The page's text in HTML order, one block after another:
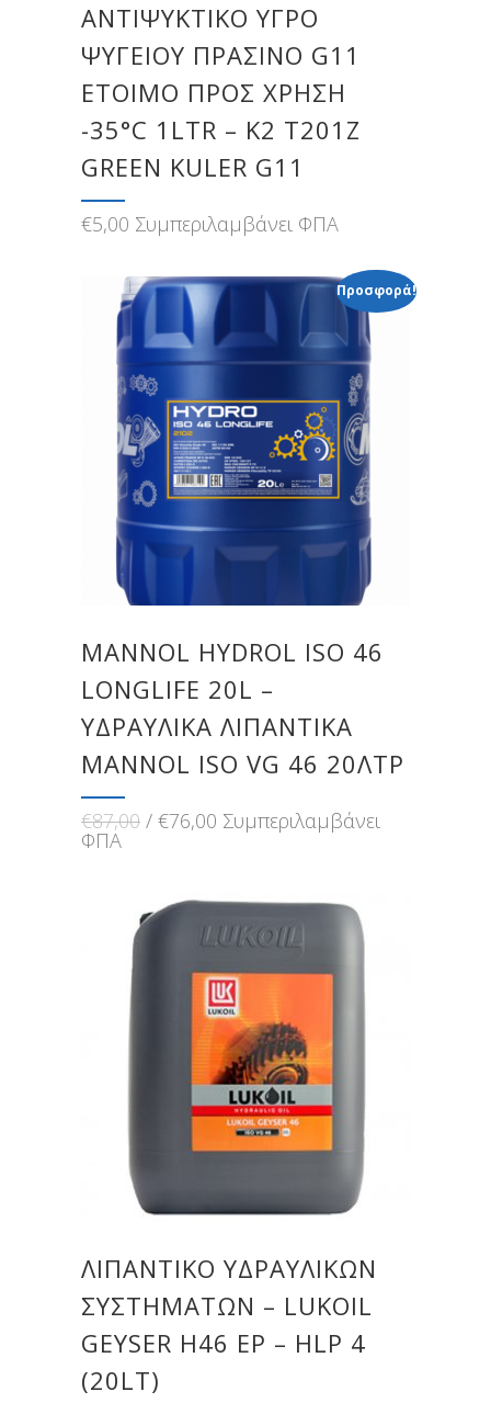
ΑΝΤΙΨΥΚΤΙΚΟ ΥΓΡΟ
ΨΥΓΕΙΟΥ ΠΡΑΣΙΝΟ G11
ΕΤΟΙΜΟ ΠΡΟΣ ΧΡΗΣΗ
-35°C 1LTR – Κ2 T201Z
GREEN KULER G11
€5,00 Συμπεριλαμβάνει ΦΠΑ
Προσφορά!
MANNOL HYDROL ISO 46
LONGLIFE 20L –
ΥΔΡΑΥΛΙΚΑ ΛΙΠΑΝΤΙΚΑ
MANNOL ISO VG 46 20ΛΤΡ
€87,00Original
€76,00 Η
τρέχουσα
€76,00.
Συμπεριλαμβάνει
ΦΠΑ
ΛΙΠΑΝΤΙΚΌ ΥΔΡΑΥΛΙΚΏΝ
ΣΥΣΤΗΜΆΤΩΝ – LUKOIL
GEYSER H46 EP – HLP 4
(20LT)